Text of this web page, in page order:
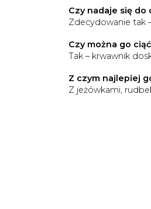
Czy nadaje się
Zdecydowanie tak
Czy można go
Tak – krwawnik
Z czym najlepiej
Z jeżówkami,